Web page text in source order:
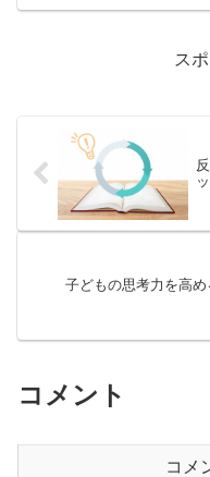
ス
子どもの思考力を高
コメント
コメ